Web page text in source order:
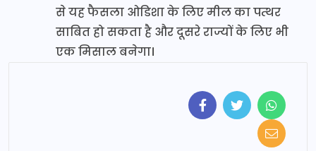
से यह फैसला ओडिशा के लिए मील का पत्थर
साबित हो सकता है और दूसरे राज्यों के लिए भी
एक मिसाल बनेगा।